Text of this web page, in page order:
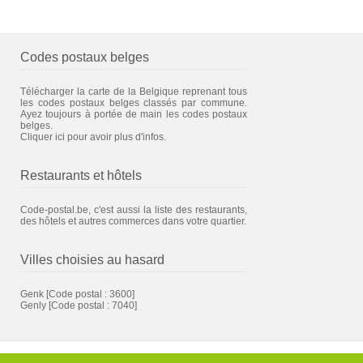
Codes postaux belges
Télécharger la carte de la Belgique reprenant tous
les codes postaux belges classés par commune.
Ayez toujours à portée de main les codes postaux
belges.
Cliquer ici pour avoir plus d'infos.
Restaurants et hôtels
Code-postal.be, c'est aussi la liste des restaurants,
des hôtels et autres commerces dans votre quartier.
Villes choisies au hasard
Genk [Code postal : 3600]
Genly [Code postal : 7040]